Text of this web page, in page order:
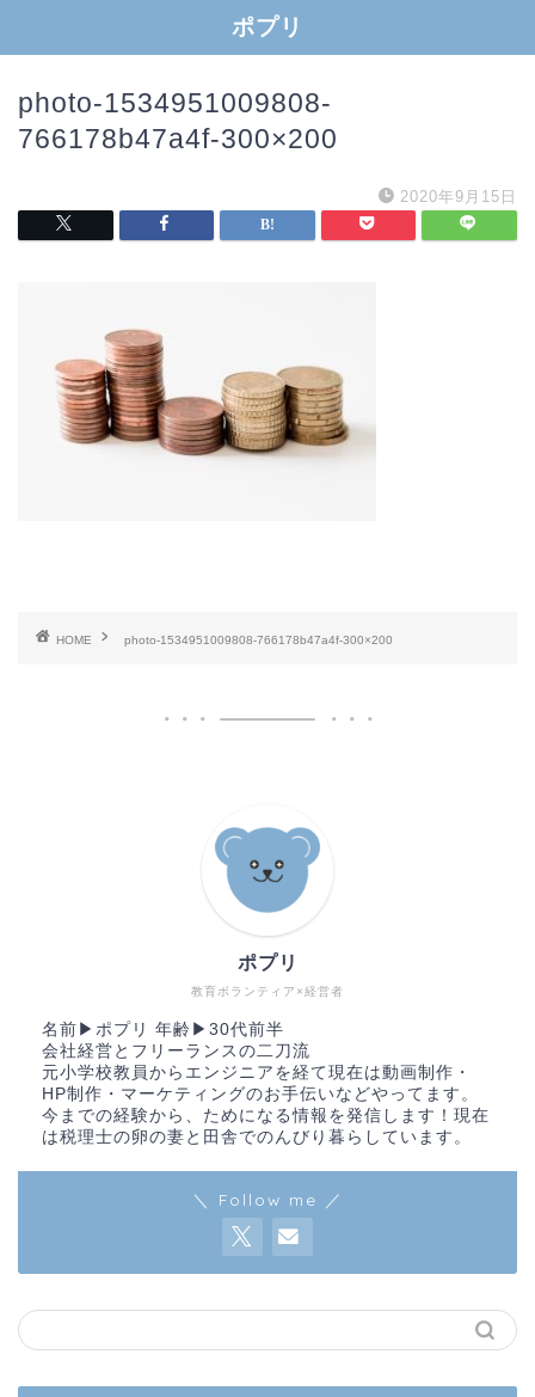
ポプリ
photo-1534951009808-
766178b47a4f-300×200
2020年9月15日
HOME photo-1534951009808-766178b47a4f-300×200
教育ボランティア×経営者
ポプリ
名前▶︎ポプリ 年齢▶︎30代前半
会社経営とフリーランスの二刀流
元小学校教員からエンジニアを経て現在は動画制作・
HP制作・マーケティングのお手伝いなどやってます。
今までの経験から、ためになる情報を発信します！現在
は税理士の卵の妻と田舎でのんびり暮らしています。
＼ Follow me ／